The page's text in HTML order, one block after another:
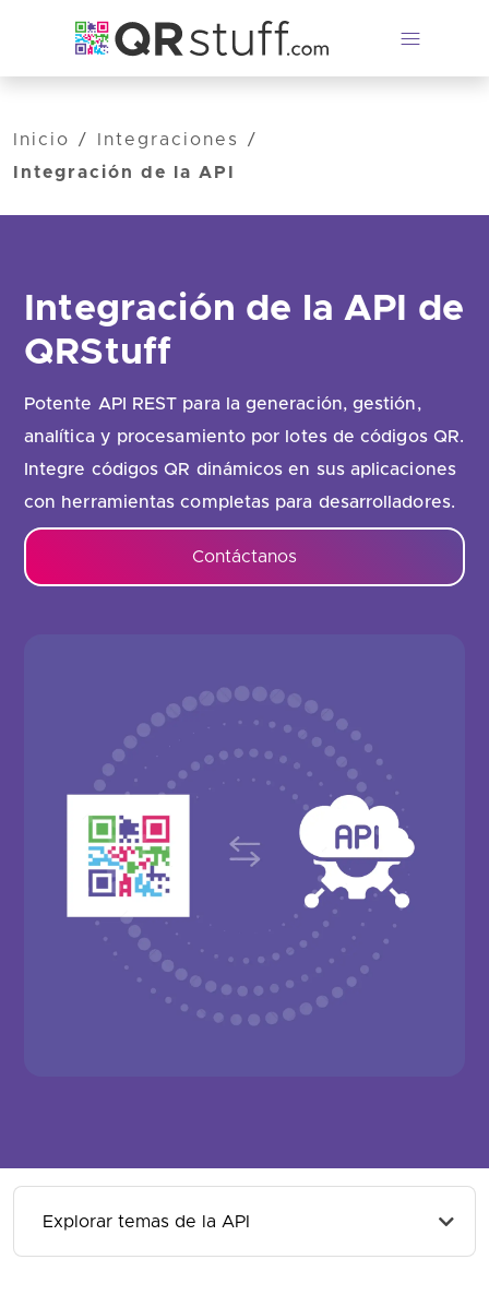
Inicio
/ Integraciones
/
Integración de la API
Integración de la API de
QRStuff
Potente API REST para la generación, gestión,
analítica y procesamiento por lotes de códigos QR.
Integre códigos QR dinámicos en sus aplicaciones
con herramientas completas para desarrolladores.
Contáctanos
Explorar temas de la API